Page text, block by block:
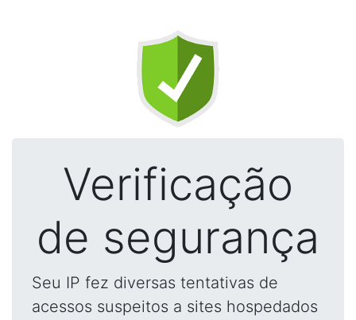
Verificação
de segurança
Seu IP fez diversas tentativas de
acessos suspeitos a sites hospedados